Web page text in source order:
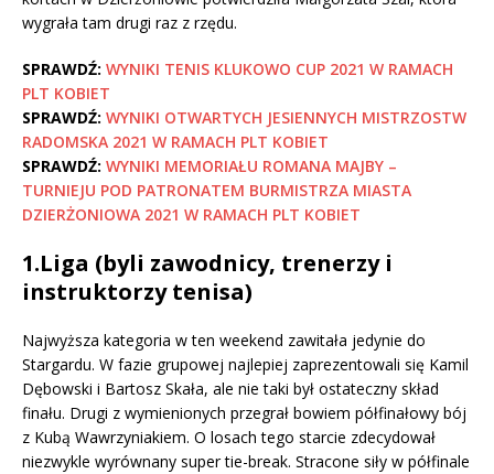
wygrała tam drugi raz z rzędu.
SPRAWDŹ: WYNIKI TENIS KLUKOWO CUP 2021 W RAMACH
PLT KOBIET
SPRAWDŹ: WYNIKI OTWARTYCH JESIENNYCH MISTRZOSTW
RADOMSKA 2021 W RAMACH PLT KOBIET
SPRAWDŹ: WYNIKI MEMORIAŁU ROMANA MAJBY –
TURNIEJU POD PATRONATEM BURMISTRZA MIASTA
DZIERŻONIOWA 2021 W RAMACH PLT KOBIET
1.Liga (byli zawodnicy, trenerzy i
instruktorzy tenisa)
Najwyższa kategoria w ten weekend zawitała jedynie do
Stargardu. W fazie grupowej najlepiej zaprezentowali się Kamil
Dębowski i Bartosz Skała, ale nie taki był ostateczny skład
finału. Drugi z wymienionych przegrał bowiem półfinałowy bój
z Kubą Wawrzyniakiem. O losach tego starcie zdecydował
niezwykle wyrównany super tie-break. Stracone siły w półfinale